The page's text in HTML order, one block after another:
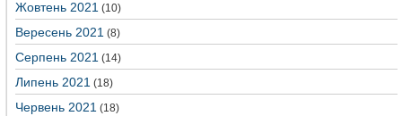
Жовтень 2021 (10)
Вересень 2021 (8)
Серпень 2021 (14)
Липень 2021 (18)
Червень 2021 (18)